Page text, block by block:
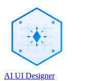
AI UI Designer